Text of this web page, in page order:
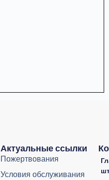
Актуальные ссылки
Пожертвования
Условия обслуживания